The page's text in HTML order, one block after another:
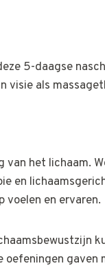
5-daagse
visie als
het lichaam.
en
voelen en ervaren.